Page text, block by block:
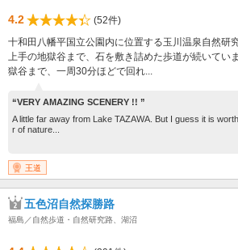
4.2
(52件)
十和田八幡平国立公園内に位置する玉川温泉自然研
上手の地獄谷まで、石を敷き詰めた歩道が続いてい
獄谷まで、一周30分ほどで回れ...
“VERY AMAZING SCENERY !! ”
A little far away from Lake TAZAWA. But I guess it is
r of nature...
王道
五色沼自然探勝路
福島／自然歩道・自然研究路、湖沼